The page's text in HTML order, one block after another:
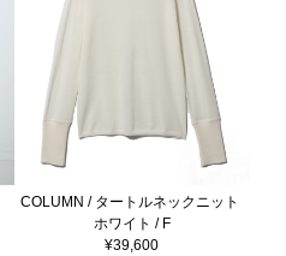
COLUMN / タートルネックニット
ホワイト / F
¥39,600